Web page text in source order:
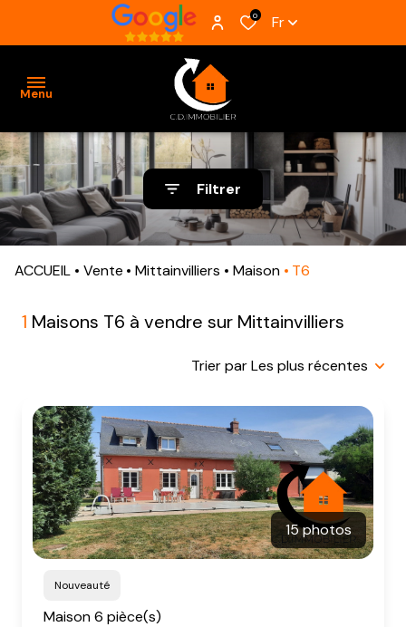
0 Fr
Menu
ACCUEIL
VENTES
BIENS
VENDUS
ESTIMATION
NOTRE
AGENCE
CONTACT
Filtrer
ACCUEIL Vente Mittainvilliers Maison T6
1 Maisons T6 à vendre sur Mittainvilliers
Trier par Les plus récentes
15 photos
Nouveauté
Maison 6 pièce(s)